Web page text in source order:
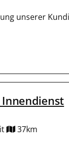
unserer
37km